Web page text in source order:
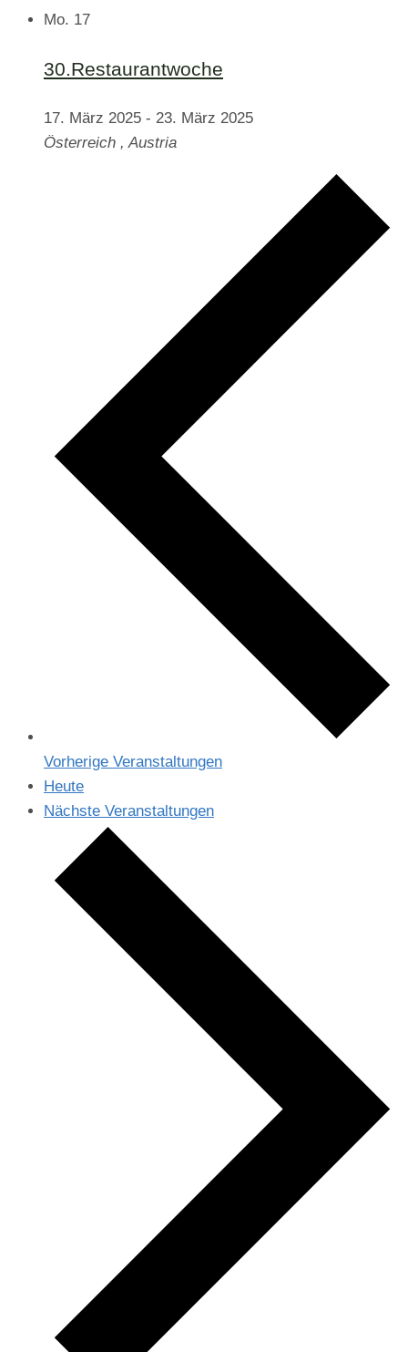
Mo. 17
30.Restaurantwoche
17. März 2025 - 23. März 2025
Österreich , Austria
Vorherige Veranstaltungen
Heute
Nächste Veranstaltungen